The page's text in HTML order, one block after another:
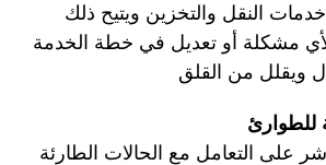
النقل والتخزين ويتيح ذلك
مشكلة أو تعديل في خطة الخدمة
ويقلل من القلق
للطوارئ
على التعامل مع الحالات الطارئة